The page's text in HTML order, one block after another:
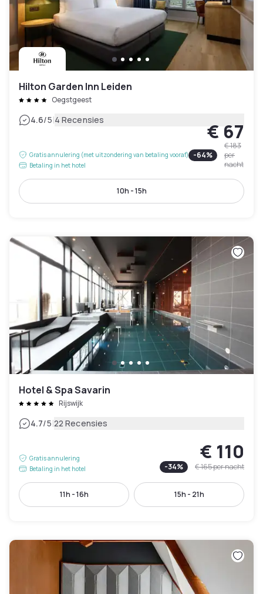
Hilton Garden Inn Leiden
Oegstgeest
4.6/5|4 Recensies
Gratis annulering (met uitzondering van betaling vooraf)
Betaling in het hotel
€ 67
-64%
€ 183
per
nacht
10h - 15h
Hotel & Spa Savarin
Rijswijk
4.7/5|22 Recensies
Gratis annulering
Betaling in het hotel
€ 110
-34% € 165per nacht
11h - 16h 15h - 21h